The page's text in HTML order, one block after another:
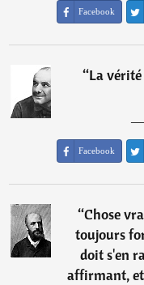
Facebook
“La vérité
Facebook
“Chose
toujours
doit s'en
affirmant,